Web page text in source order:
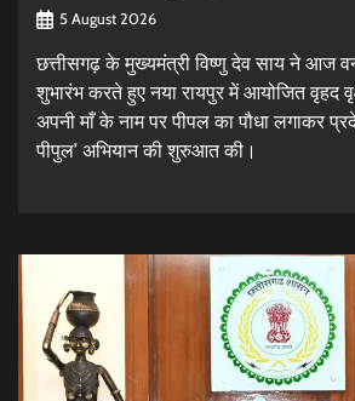
5 August 2026
छत्तीसगढ़ के मुख्यमंत्री विष्णु देव साय ने आज
शुभारंभ करते हुए नया रायपुर में आयोजित वृहद
अपनी माँ के नाम पर पीपल का पौधा लगाकर
पीपुल’ अभियान की शुरुआत की।